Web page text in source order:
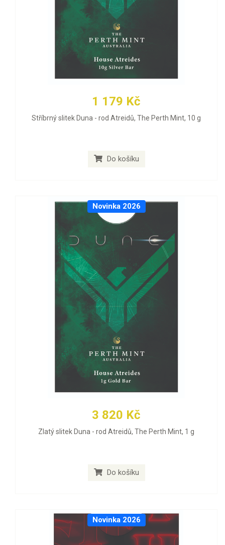
1 179 Kč
Stříbrný slitek Duna - rod Atreidů, The Perth Mint, 10 g
Do košíku
Novinka 2026
3 820 Kč
Zlatý slitek Duna - rod Atreidů, The Perth Mint, 1 g
Do košíku
Novinka 2026